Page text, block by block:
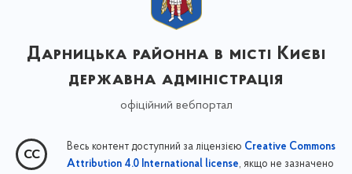
Дарницька районна в місті Києві
державна адміністрація
офіційний вебпортал
Весь контент доступний за ліцензією Creative Commons
Attribution 4.0 International license, якщо не зазначено